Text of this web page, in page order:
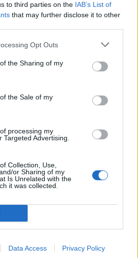
to third parties on the IAB’s List of
that may further disclose it to other
Opt Outs
the Sharing of my
the Sale of my
processing my
Targeted Advertising.
Collection, Use,
or Sharing of my
Is Unrelated with the
it was collected.
Data Access Privacy Policy
Logga in